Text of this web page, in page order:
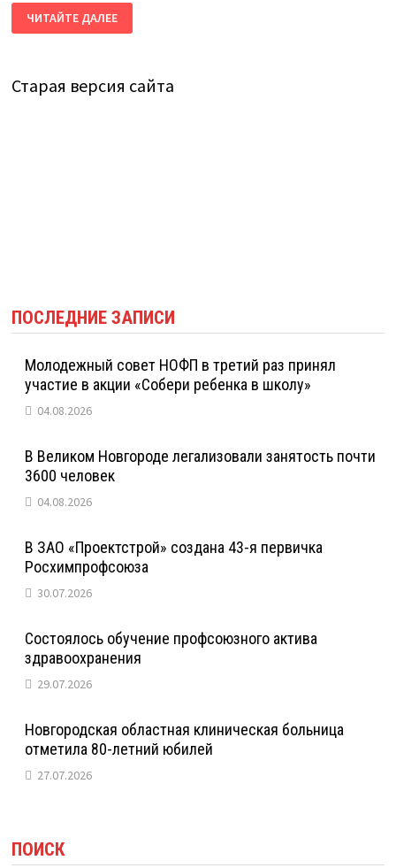
ОБЗОР
ЗАКОНОВ,
КОТОРЫЕ
В
ИЮЛЕ
ЧИТАЙТЕ ДАЛЕЕ
Старая версия сайта
ПОСЛЕДНИЕ ЗАПИСИ
Молодежный совет НОФП в третий раз принял
участие в акции «Собери ребенка в школу»
04.08.2026
В Великом Новгороде легализовали занятость почти
3600 человек
04.08.2026
В ЗАО «Проектстрой» создана 43-я первичка
Росхимпрофсоюза
30.07.2026
Состоялось обучение профсоюзного актива
здравоохранения
29.07.2026
Новгородская областная клиническая больница
отметила 80-летний юбилей
27.07.2026
ПОИСК